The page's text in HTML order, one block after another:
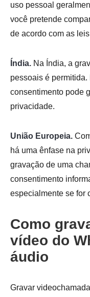
uso pessoal
você pretende
de acordo com as
Índia. Na Índia, a
pessoais é
consentimento pode
privacidade.
União Europeia.
há uma ênfase na
gravação de uma
consentimento
especialmente se for
Como
vídeo do
áudio
Gravar